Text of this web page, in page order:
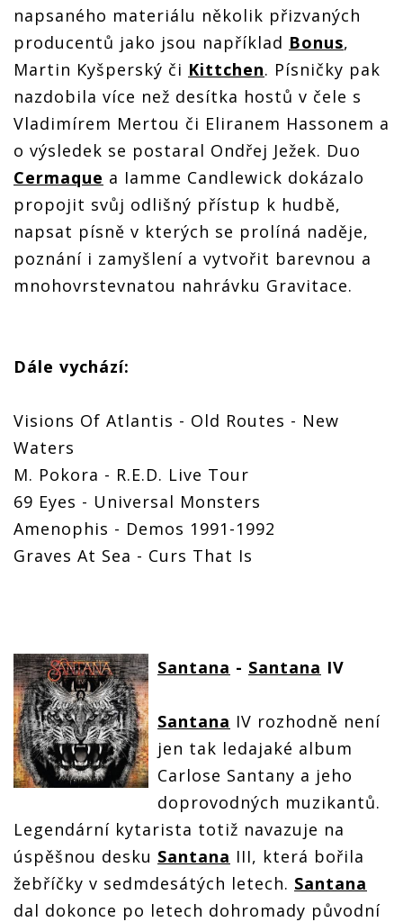
napsaného materiálu několik přizvaných
producentů jako jsou například Bonus,
Martin Kyšperský či Kittchen. Písničky pak
nazdobila více než desítka hostů v čele s
Vladimírem Mertou či Eliranem Hassonem a
o výsledek se postaral Ondřej Ježek. Duo
Cermaque a Iamme Candlewick dokázalo
propojit svůj odlišný přístup k hudbě,
napsat písně v kterých se prolíná naděje,
poznání i zamyšlení a vytvořit barevnou a
mnohovrstevnatou nahrávku Gravitace.
Dále vychází:
Visions Of Atlantis - Old Routes - New
Waters
M. Pokora - R.E.D. Live Tour
69 Eyes - Universal Monsters
Amenophis - Demos 1991-1992
Graves At Sea - Curs That Is
Santana - Santana IV
Santana IV rozhodně není
jen tak ledajaké album
Carlose Santany a jeho
doprovodných muzikantů.
Legendární kytarista totiž navazuje na
úspěšnou desku Santana III, která bořila
žebříčky v sedmdesátých letech. Santana
dal dokonce po letech dohromady původní